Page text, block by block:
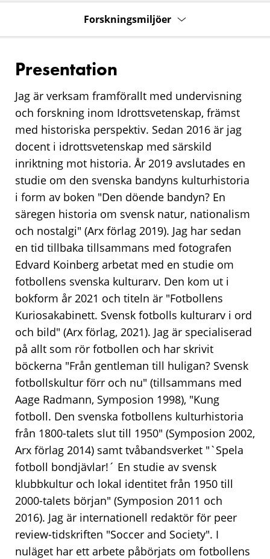
Forskningsmiljöer
Presentation
Jag är verksam framförallt med undervisning
och forskning inom Idrottsvetenskap, främst
med historiska perspektiv. Sedan 2016 är jag
docent i idrottsvetenskap med särskild
inriktning mot historia. År 2019 avslutades en
studie om den svenska bandyns kulturhistoria
i form av boken "Den döende bandyn? En
säregen historia om svensk natur, nationalism
och nostalgi" (Arx förlag 2019). Jag har sedan
en tid tillbaka tillsammans med fotografen
Edvard Koinberg arbetat med en studie om
fotbollens svenska kulturarv. Den kom ut i
bokform år 2021 och titeln är "Fotbollens
Kuriosakabinett. Svensk fotbolls kulturarv i ord
och bild" (Arx förlag, 2021). Jag är specialiserad
på allt som rör fotbollen och har skrivit
böckerna "Från gentleman till huligan? Svensk
fotbollskultur förr och nu" (tillsammans med
Aage Radmann, Symposion 1998), "Kung
fotboll. Den svenska fotbollens kulturhistoria
från 1800-talets slut till 1950" (Symposion 2002,
Arx förlag 2014) samt tvåbandsverket "`Spela
fotboll bondjävlar!´ En studie av svensk
klubbkultur och lokal identitet från 1950 till
2000-talets början" (Symposion 2011 och
2016). Jag är internationell redaktör för peer
review-tidskriften "Soccer and Society". I
nuläget har ett arbete påbörjats om fotbollens